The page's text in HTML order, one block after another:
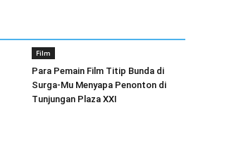
Film
Para Pemain Film Titip Bunda di
Surga-Mu Menyapa Penonton di
Tunjungan Plaza XXI